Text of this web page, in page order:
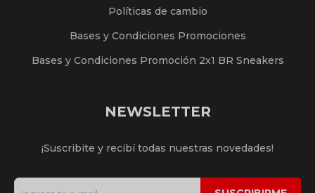
Políticas de cambio
Bases y Condiciones Promociones
Bases y Condiciones Promoción 2x1 BR Sneakers
NEWSLETTER
¡Suscribite y recibí todas nuestras novedades!